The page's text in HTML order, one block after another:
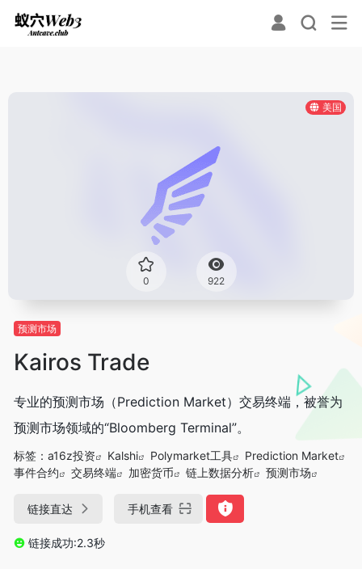
美国
0 922
预测市场
Kairos Trade
专业的预测市场（Prediction Market）交易终端，被誉为
预测市场领域的“Bloomberg Terminal”。
标签： a16z投资 Kalshi Polymarket工具
Prediction Market
事件合约
交易终端 加密货币 链上数据分析 预测市场
链接直达 手机查看
链接成功:2.3秒